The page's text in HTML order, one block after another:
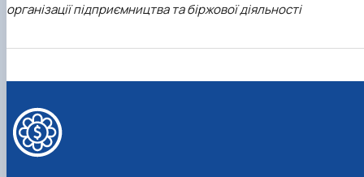
організації підприємництва та біржової діяльності